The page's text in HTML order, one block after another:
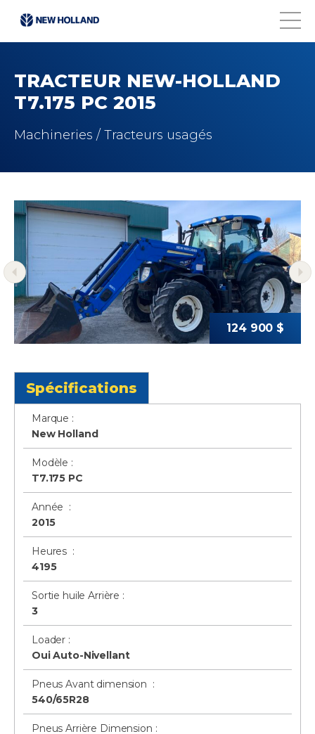
TRACTEUR NEW-HOLLAND
T7.175 PC 2015
Machineries / Tracteurs usagés
124 900 $
Spécifications
Marque :
New Holland
Modèle :
T7.175 PC
Année :
2015
Heures :
4195
Sortie huile Arrière :
3
Loader :
Oui Auto-Nivellant
Pneus Avant dimension :
540/65R28
Pneus Arrière Dimension :